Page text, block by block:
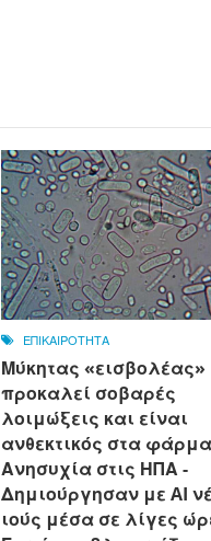
ΕΠΙΚΑΙΡΟΤΗΤΑ
Μύκητας «εισβολέας»
προκαλεί σοβαρές
λοιμώξεις και είναι
ανθεκτικός στα
Ανησυχία στις ΗΠΑ -
Δημιούργησαν με AI
ιούς μέσα σε λίγες